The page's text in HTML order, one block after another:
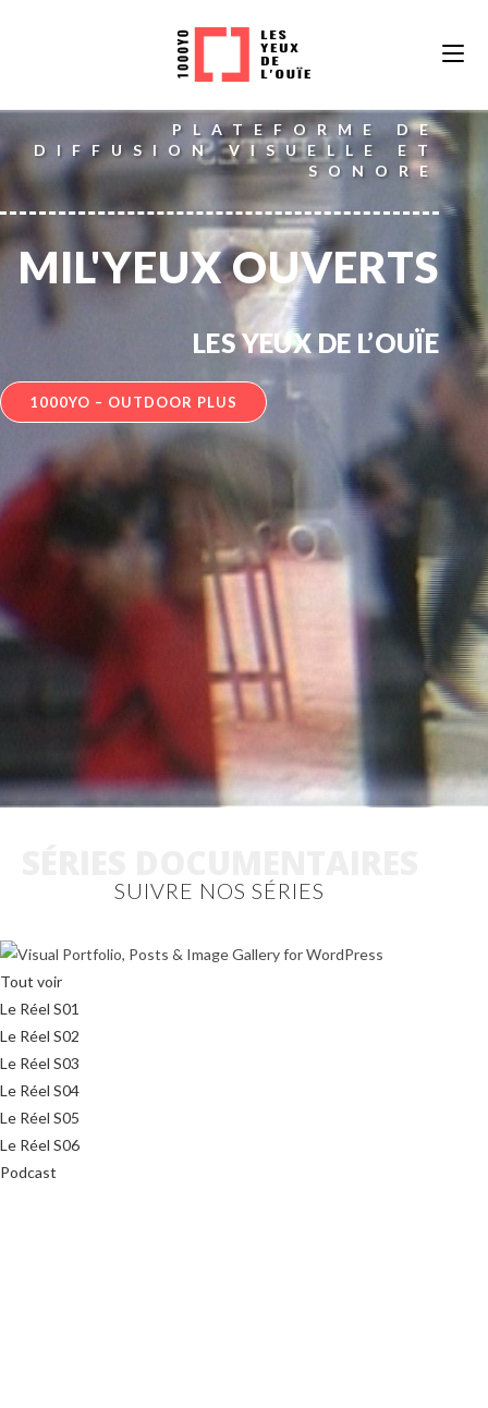
PLATEFORME DE
DIFFUSION VISUELLE ET
SONORE
MIL'YEUX OUVERTS
LES YEUX DE L’OUÏE
1000YO – OUTDOOR PLUS
SUIVRE NOS SÉRIES
Tout voir
Le Réel S01
Le Réel S02
Le Réel S03
Le Réel S04
Le Réel S05
Le Réel S06
Podcast